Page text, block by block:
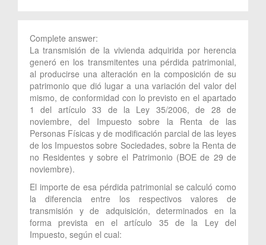
Complete answer:
La transmisión de la vivienda adquirida por herencia
generó en los transmitentes una pérdida patrimonial,
al producirse una alteración en la composición de su
patrimonio que dió lugar a una variación del valor del
mismo, de conformidad con lo previsto en el apartado
1 del artículo 33 de la Ley 35/2006, de 28 de
noviembre, del Impuesto sobre la Renta de las
Personas Físicas y de modificación parcial de las leyes
de los Impuestos sobre Sociedades, sobre la Renta de
no Residentes y sobre el Patrimonio (BOE de 29 de
noviembre).
El importe de esa pérdida patrimonial se calculó como
la diferencia entre los respectivos valores de
transmisión y de adquisición, determinados en la
forma prevista en el artículo 35 de la Ley del
Impuesto, según el cual: